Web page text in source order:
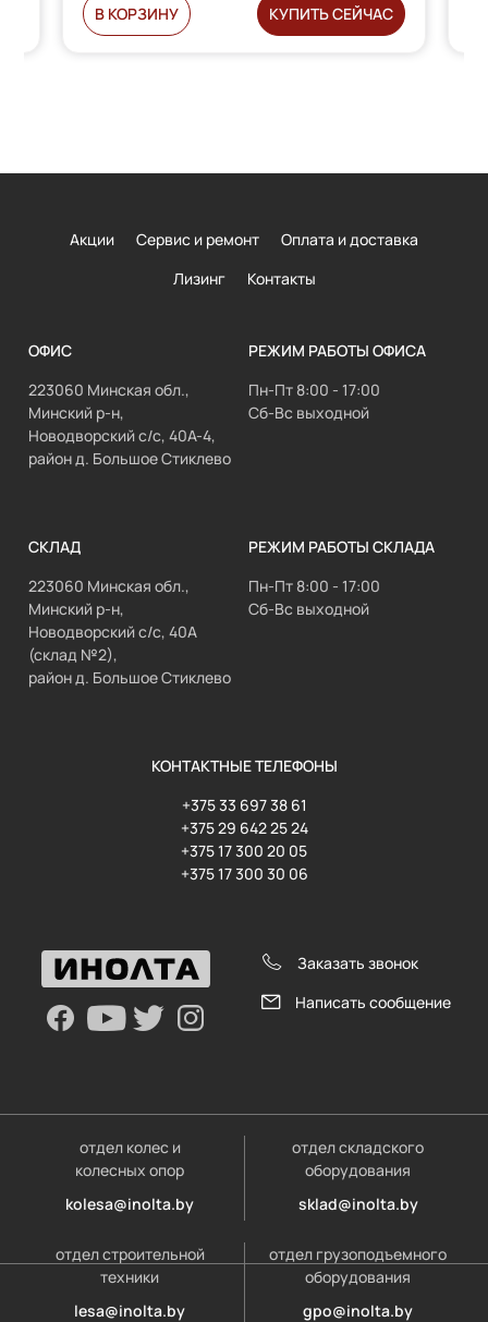
В КОРЗИНУ КУПИТЬ СЕЙЧАС
Акции Сервис и ремонт
Оплата и доставка
Лизинг
Контакты
ОФИС
223060 Минская обл.,
Минский р-н,
Новодворский с/с, 40А-4,
район д. Большое Стиклево
РЕЖИМ РАБОТЫ ОФИСА
Пн-Пт 8:00 - 17:00
Сб-Вс выходной
СКЛАД
223060 Минская обл.,
Минский р-н,
Новодворский с/с, 40А
(склад №2),
район д. Большое Стиклево
РЕЖИМ РАБОТЫ СКЛАДА
Пн-Пт 8:00 - 17:00
Сб-Вс выходной
КОНТАКТНЫЕ ТЕЛЕФОНЫ
+375 33 697 38 61
+375 29 642 25 24
+375 17 300 20 05
+375 17 300 30 06
Заказать звонок
Написать сообщение
отдел колес и
колесных опор
kolesa@inolta.by
отдел складского
оборудования
sklad@inolta.by
отдел строительной
техники
lesa@inolta.by
отдел грузоподъемного
оборудования
gpo@inolta.by